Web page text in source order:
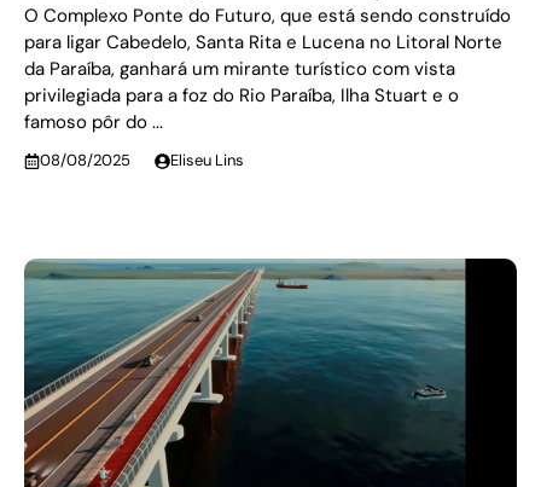
O Complexo Ponte do Futuro, que está sendo construído
para ligar Cabedelo, Santa Rita e Lucena no Litoral Norte
da Paraíba, ganhará um mirante turístico com vista
privilegiada para a foz do Rio Paraíba, Ilha Stuart e o
famoso pôr do ...
08/08/2025 Eliseu Lins